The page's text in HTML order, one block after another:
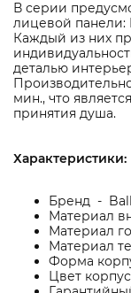
В серии
лицевой панели:
Каждый из них
деталью
мин., что
принятия душа.
Характеристики:
Бренд -
Материал
Материал
Материал
Форма
Цвет